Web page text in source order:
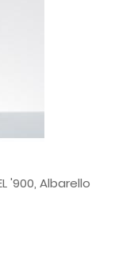
'900, Albarello